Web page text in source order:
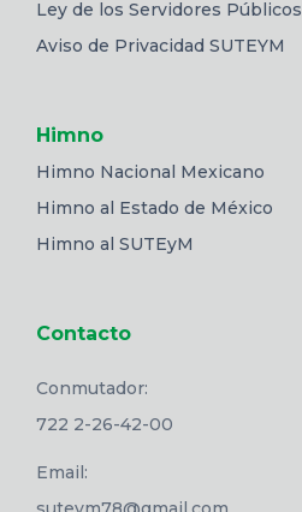
Ley de los Servidores Públicos
Aviso de Privacidad SUTEYM
Himno
Himno Nacional Mexicano
Himno al Estado de México
Himno al SUTEyM
Contacto
Conmutador:
722 2-26-42-00
Email: